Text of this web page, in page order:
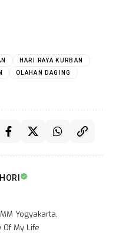
HARI RAYA KURBAN
OLAHAN DAGING
Yogyakarta,
My Life